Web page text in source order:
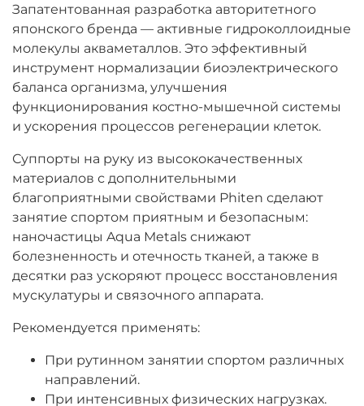
Запатентованная разработка авторитетного
японского бренда — активные гидроколлоидные
молекулы акваметаллов. Это эффективный
инструмент нормализации биоэлектрического
баланса организма, улучшения
функционирования костно-мышечной системы
и ускорения процессов регенерации клеток.
Суппорты на руку из высококачественных
материалов с дополнительными
благоприятными свойствами Phiten сделают
занятие спортом приятным и безопасным:
наночастицы Aqua Metals снижают
болезненность и отечность тканей, а также в
десятки раз ускоряют процесс восстановления
мускулатуры и связочного аппарата.
Рекомендуется применять:
При рутинном занятии спортом различных
направлений.
При интенсивных физических нагрузках.